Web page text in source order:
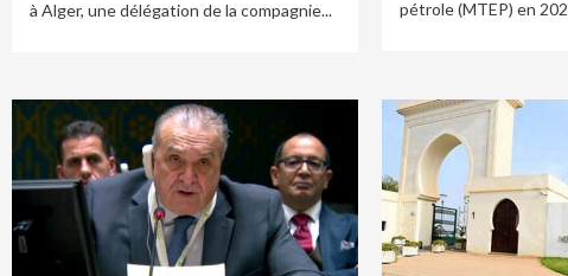
à Alger, une délégation de la compagnie...
pétrole (MTEP) en